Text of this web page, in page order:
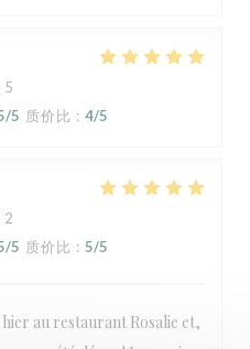
5
/5 质价比 : 4/5
2
/5 质价比 : 5/5
hier au restaurant Rosalie et,